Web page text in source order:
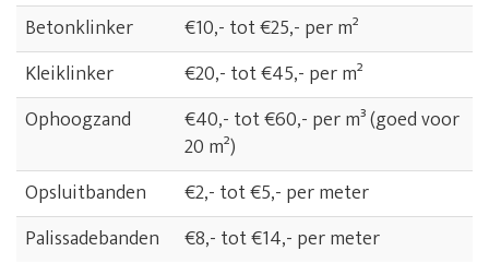
Betonklinker
€10,- tot €25,- per m²
Kleiklinker
€20,- tot €45,- per m²
Ophoogzand
€40,- tot €60,- per m³ (goed voor
20 m²)
Opsluitbanden
€2,- tot €5,- per meter
Palissadebanden
€8,- tot €14,- per meter